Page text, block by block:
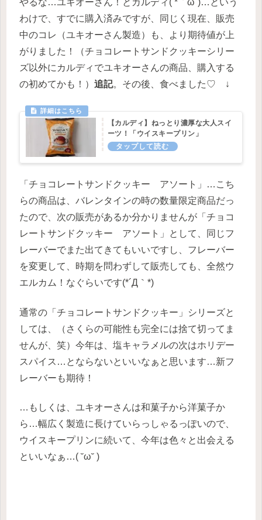
わけで、すでに購入済みですが、同じく現在、販売
中のコレ（ユキオーさん製造）も、より期待値が上
がりました！（チョコレートサンドクッキーシリー
ズ以外にカルディでユキオーさんの商品、購入する
の初めてかも！） 追記。その後、食べました♡ ↓
【カルディ】ねっとり濃厚な大人スイ
ーツ！「ウイスキープリン」
「チョコレートサンドクッキー アソート」…こち
らの商品は、バレンタインの時の数量限定商品だっ
たので、次の販売があるか分かりませんが「チョコ
レートサンドクッキー アソート」として、同じフ
レーバーでまた出てきてもいいですし、フレーバー
を変更して、時期を問わずして販売しても、全然ウ
エルカム！なぐらいです(*´Д｀*)
通常の「チョコレートサンドクッキー」シリーズと
しては、（さくらの可能性も完全には捨て切ってま
せんが、笑）今年は、塩キャラメルの次はホリデー
スパイス…とならないといいなぁと思います…新フ
レーバーも期待！
…もしくは、ユキオーさんは和菓子から洋菓子か
ら…幅広く製造に長けていらっしゃるっぽいので、
ウイスキープリンに続いて、今年は色々と出会える
といいなぁ…( ˘ω˘ )